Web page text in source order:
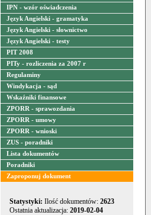
IPN - wzór oświadczenia
Język Angielski - gramatyka
Język Angielski - słownictwo
Język Angielski - testy
PIT 2008
PITy - rozliczenia za 2007 r
Regulaminy
Windykacja - sąd
Wskaźniki finansowe
ZPORR - sprawozdania
ZPORR - umowy
ZPORR - wnioski
ZUS - poradniki
Lista dokumentów
Poradniki
Zaproponuj dokument
Statystyki: Ilość dokumentów: 2623
Ostatnia aktualizacja: 2019-02-04